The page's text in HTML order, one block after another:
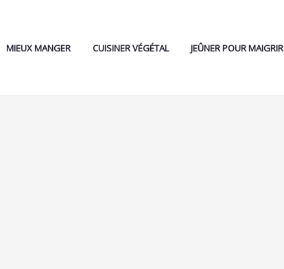
MIEUX MANGER CUISINER VÉGÉTAL JEÛNER POUR MAIGRIR